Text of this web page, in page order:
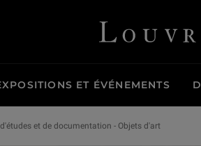
Louvre - Retour à
ET ÉVÉNEMENTS
et de documentation - Objets d'art